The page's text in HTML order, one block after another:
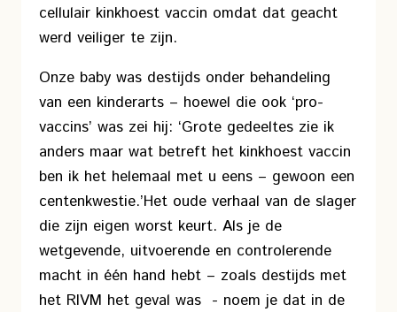
cellulair kinkhoest vaccin omdat dat geacht
werd veiliger te zijn.
Onze baby was destijds onder behandeling
van een kinderarts – hoewel die ook ‘pro-
vaccins’ was zei hij: ‘Grote gedeeltes zie ik
anders maar wat betreft het kinkhoest vaccin
ben ik het helemaal met u eens – gewoon een
centenkwestie.’Het oude verhaal van de slager
die zijn eigen worst keurt. Als je de
wetgevende, uitvoerende en controlerende
macht in één hand hebt – zoals destijds met
het RIVM het geval was - noem je dat in de